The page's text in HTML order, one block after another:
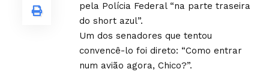
pela Polícia Federal “na parte traseira
do short azul”.
Um dos senadores que tentou
convencê-lo foi direto: “Como entrar
num avião agora, Chico?”.